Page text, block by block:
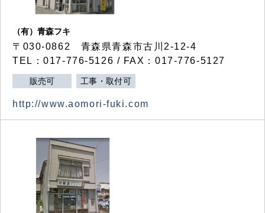
（有）青森フキ
〒030-0862 青森県青森市古川2-12-4
TEL：017-776-5126 / FAX：017-776-5127
販売可 工事・取付可
http://www.aomori-fuki.com